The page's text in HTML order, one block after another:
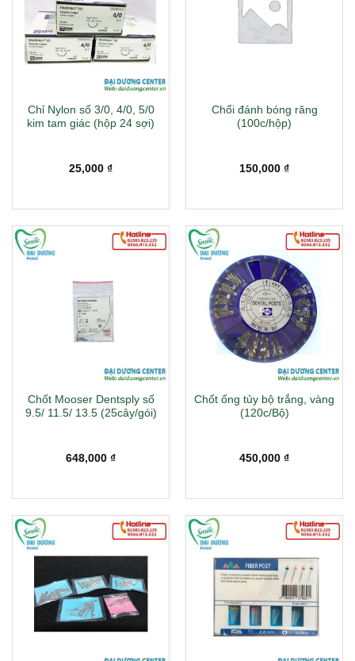
Chỉ Nylon số 3/0, 4/0, 5/0
kim tam giác (hộp 24 sợi)
25,000 ₫
Chổi đánh bóng răng
(100c/hộp)
150,000 ₫
Chốt Mooser Dentsply số
9.5/ 11.5/ 13.5 (25cây/gói)
648,000 ₫
Chốt ống tủy bộ trắng, vàng
(120c/Bộ)
450,000 ₫